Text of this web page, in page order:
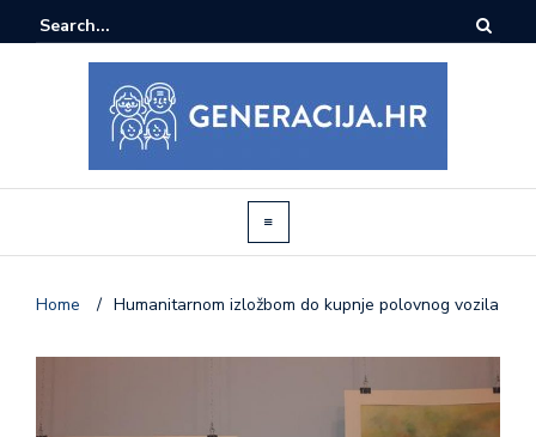
Home / Humanitarnom izložbom do kupnje polovnog vozila